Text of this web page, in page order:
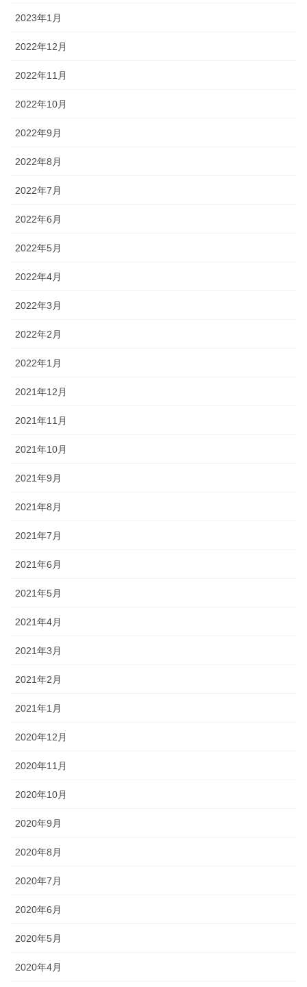
2023年1月
2022年12月
2022年11月
2022年10月
2022年9月
2022年8月
2022年7月
2022年6月
2022年5月
2022年4月
2022年3月
2022年2月
2022年1月
2021年12月
2021年11月
2021年10月
2021年9月
2021年8月
2021年7月
2021年6月
2021年5月
2021年4月
2021年3月
2021年2月
2021年1月
2020年12月
2020年11月
2020年10月
2020年9月
2020年8月
2020年7月
2020年6月
2020年5月
2020年4月